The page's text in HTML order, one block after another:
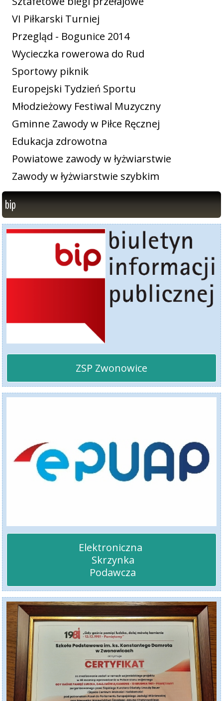
VI Piłkarski Turniej
Przegląd - Bogunice 2014
Wycieczka rowerowa do Rud
Sportowy piknik
Europejski Tydzień Sportu
Młodzieżowy Festiwal Muzyczny
Gminne Zawody w Piłce Ręcznej
Edukacja zdrowotna
Powiatowe zawody w łyżwiarstwie
Zawody w łyżwiarstwie szybkim
bip
ZSP Zwonowice
Elektroniczna
Podawcza